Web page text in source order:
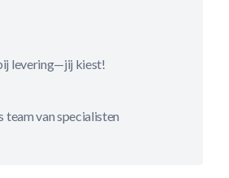
levering—jij kiest!
team van specialisten